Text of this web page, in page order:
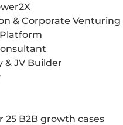
& Corporate Venturing
& JV Builder
25 B2B growth cases